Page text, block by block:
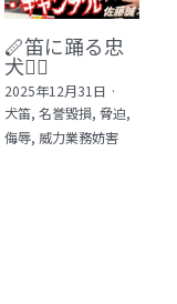
🪈笛に踊る忠
犬🐕‍🦺
2025年12月31日 ·
犬笛, 名誉毀損, 脅迫,
侮辱, 威力業務妨害